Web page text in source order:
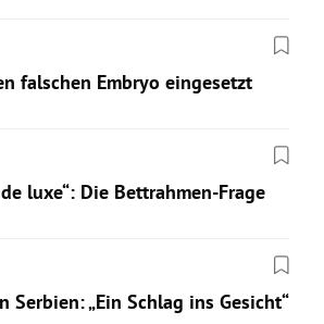
falschen Embryo eingesetzt
luxe“: Die Bettrahmen-Frage
Serbien: „Ein Schlag ins Gesicht“